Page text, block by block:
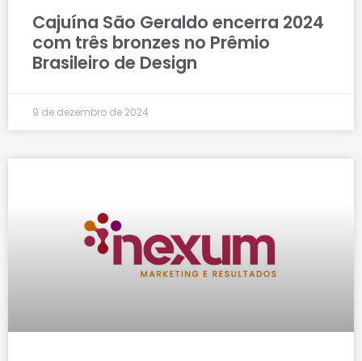
Cajuína São Geraldo encerra 2024
com três bronzes no Prêmio
Brasileiro de Design
9 de dezembro de 2024